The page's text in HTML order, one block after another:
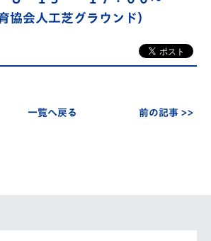
協会人工芝グラウンド）
一覧へ戻る 前の記事 >>